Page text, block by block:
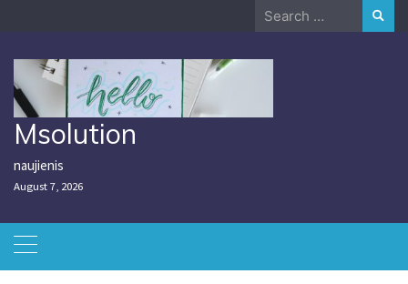
Search
Msolution
naujienis
August 7, 2026